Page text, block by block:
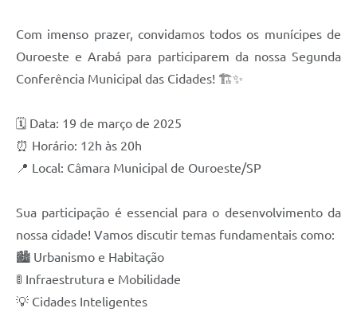
Com imenso prazer, convidamos todos os munícipes de
Ouroeste e Arabá para participarem da nossa Segunda
Conferência Municipal das Cidades! 🏗️✨
🗓️ Data: 19 de março de 2025
⏰ Horário: 12h às 20h
📍 Local: Câmara Municipal de Ouroeste/SP
Sua participação é essencial para o desenvolvimento da
nossa cidade! Vamos discutir temas fundamentais como:
🏙️ Urbanismo e Habitação
🚦 Infraestrutura e Mobilidade
💡 Cidades Inteligentes